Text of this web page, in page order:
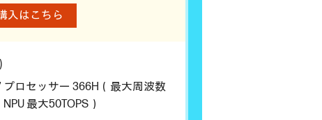
入はこちら
プロセッサー 366H（最大周波数
最大50TOPS）